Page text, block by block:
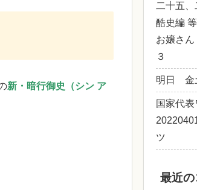
新・暗行御史（シン ア
二十五
酷史編
お嬢さ
３
明日 金
国家代
ツ
最近の